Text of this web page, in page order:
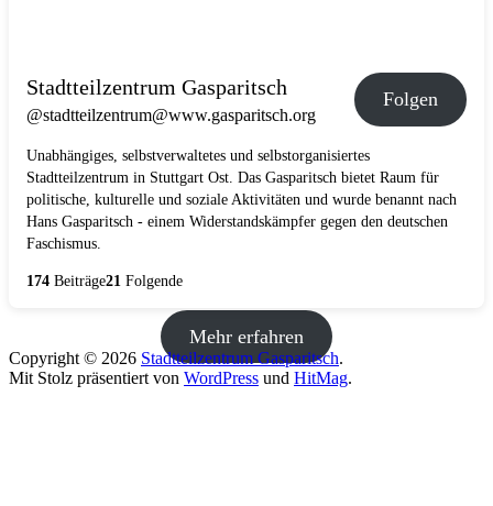
Stadtteilzentrum Gasparitsch
@stadtteilzentrum@www.gasparitsch.org
Folgen
Unabhängiges, selbstverwaltetes und selbstorganisiertes
Stadtteilzentrum in Stuttgart Ost. Das Gasparitsch bietet Raum für
politische, kulturelle und soziale Aktivitäten und wurde benannt nach
Hans Gasparitsch - einem Widerstandskämpfer gegen den deutschen
Faschismus.
174 Beiträge21 Folgende
Mehr erfahren
Copyright © 2026 Stadtteilzentrum Gasparitsch.
Mit Stolz präsentiert von WordPress und HitMag.